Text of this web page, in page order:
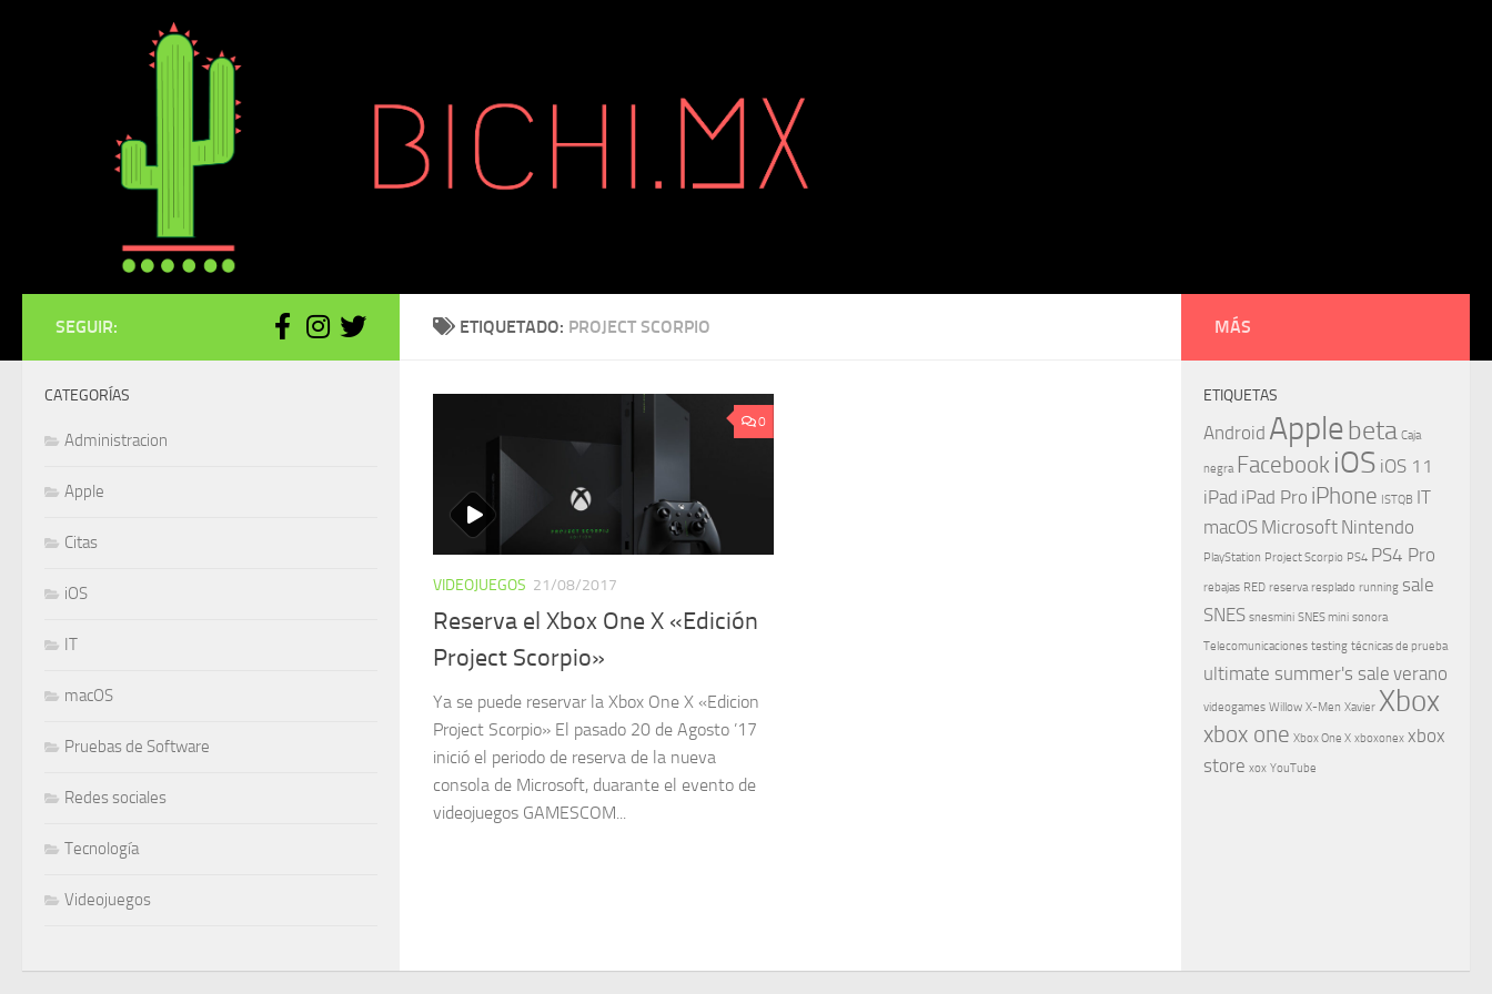
Saltar al contenido
ETIQUETADO: PROJECT SCORPIO
0
VIDEOJUEGOS 21/08/2017
Reserva el Xbox One X «Edición
Project Scorpio»
Ya se puede reservar la Xbox One X «Edicion
Project Scorpio» El pasado 20 de Agosto ’17
inició el periodo de reserva de la nueva
consola de Microsoft, duarante el evento de
videojuegos GAMESCOM...
SEGUIR:
CATEGORÍAS
Administracion
Apple
Citas
iOS
IT
macOS
Pruebas de Software
Redes sociales
Tecnología
Videojuegos
MÁS
ETIQUETAS
Android Applebeta Caja
negra Facebook iOS iOS 11
iPad iPad Pro iPhone ISTQB IT
macOS Microsoft Nintendo
PlayStation Project Scorpio PS4 PS4 Pro
rebajas RED reserva resplado running sale
SNES snesmini SNES mini sonora
Telecomunicaciones testing técnicas de prueba
ultimate summer's sale verano
videogames Willow X-Men Xavier Xbox
xbox one Xbox One X xboxonex xbox
store xox YouTube